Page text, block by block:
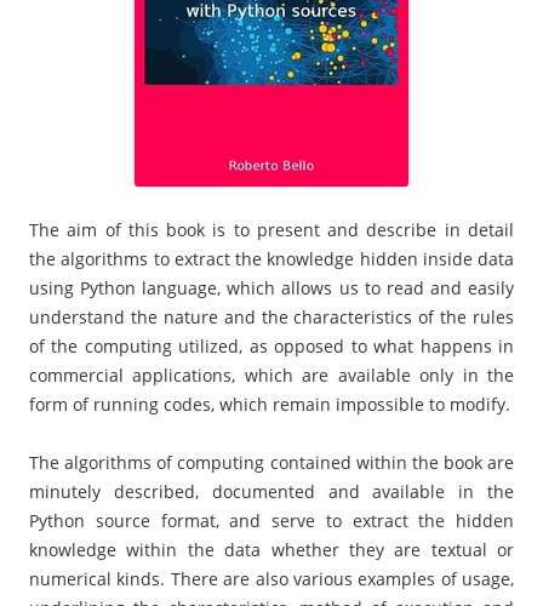
The aim of this book is to present and describe in detail
the algorithms to extract the knowledge hidden inside data
using Python language, which allows us to read and easily
understand the nature and the characteristics of the rules
of the computing utilized, as opposed to what happens in
commercial applications, which are available only in the
form of running codes, which remain impossible to modify.
The algorithms of computing contained within the book are
minutely described, documented and available in the
Python source format, and serve to extract the hidden
knowledge within the data whether they are textual or
numerical kinds. There are also various examples of usage,